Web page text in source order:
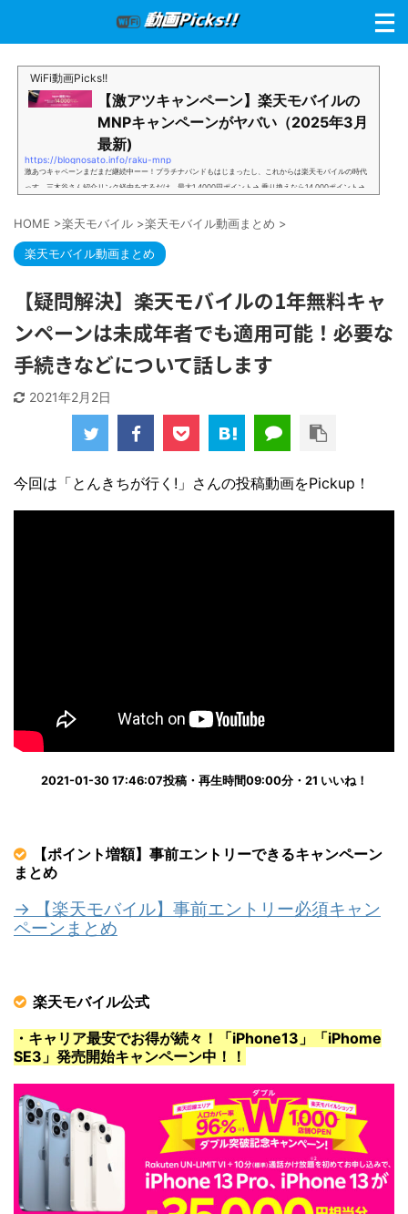
WiFi動画Picks!!
【激アツキャンペーン】楽天モバイルの
MNPキャンペーンがヤバい（2025年3月
最新)
https://blognosato.info/raku-mnp
激あつキャペーンまだまだ継続中ーー！プラチナバンドもはじまったし、これからは楽天モバイルの時代
っす。三木谷さん紹介リンク経由をするだけ。最大1,4000円ポイント→ 乗り換えなら14,000ポイント→
谷さんキャンペーン／2回線目以降でもOK再契約でもでもOK背水の陣の楽天モバイル。ついに「最後の賭
別招待ページから楽天モバイ...
HOME >楽天モバイル >楽天モバイル動画まとめ >
楽天モバイル動画まとめ
【疑問解決】楽天モバイルの1年無料キャ
ンペーンは未成年者でも適用可能！必要な
手続きなどについて話します
2021年2月2日
今回は「とんきちが行く!」さんの投稿動画をPickup！
2021-01-30 17:46:07投稿・再生時間09:00分・21 いいね！
【ポイント増額】事前エントリーできるキャンペーン
まとめ
→ 【楽天モバイル】事前エントリー必須キャン
ペーンまとめ
楽天モバイル公式
・キャリア最安でお得が続々！「iPhone13」「iPhome
SE3」発売開始キャンペーン中！！